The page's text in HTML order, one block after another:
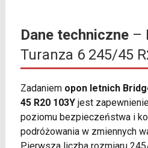
Dane techniczne–
Turanza 6 245/45
Zadaniem opon letnich
45 R20 103Yjest
poziomu bezpieczeństwa i
podróżowania w zmiennych